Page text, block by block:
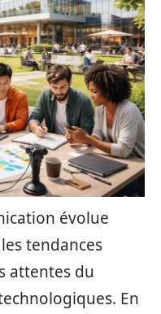
évolue
tendances
attentes du
En